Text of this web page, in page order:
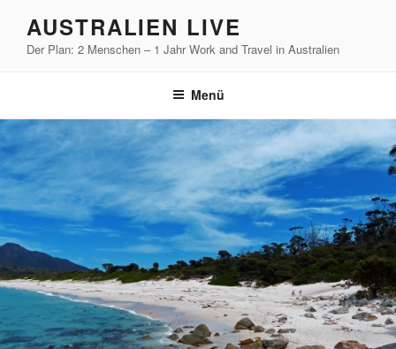
Inhalt
springen
AUSTRALIEN LIVE
Der Plan: 2 Menschen – 1 Jahr Work and Travel in Australien
Menü